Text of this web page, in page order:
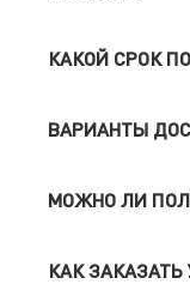
КАКОЙ СРОК
ВАРИАНТЫ
МОЖНО ЛИ
КАК